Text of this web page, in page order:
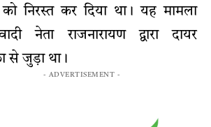
निरस्त कर दिया था। यह मामला
नेता राजनारायण द्वारा दायर
से जुड़ा था।
- ADVERTISEMENT -